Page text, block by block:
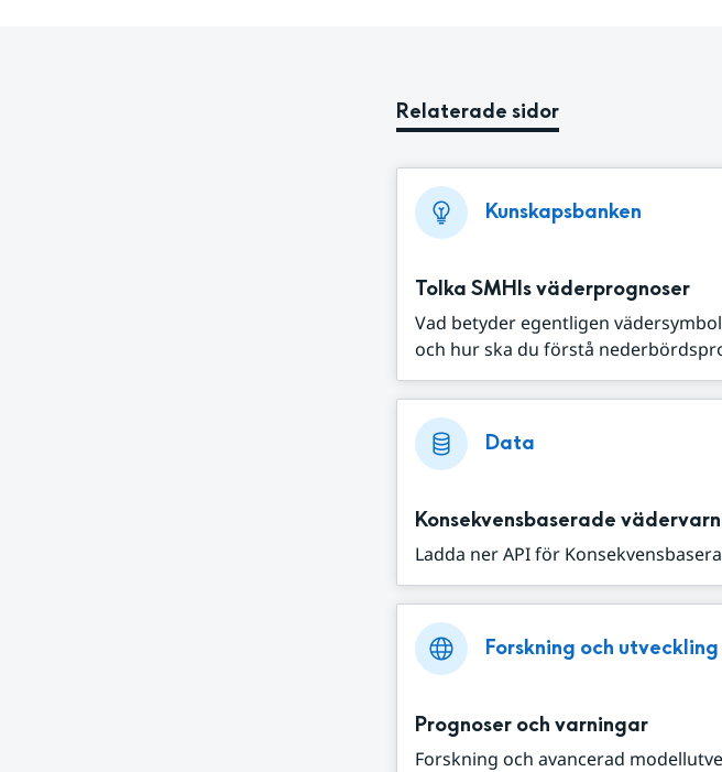
Relaterade sidor
Kunskapsbanken
Tolka SMHIs väderprognoser
Vad betyder egentligen
och hur ska du förstå
Data
Konsekvensbaserade
Ladda ner API för
Forskning och utveckling
Prognoser och varningar
Forskning och avancerad